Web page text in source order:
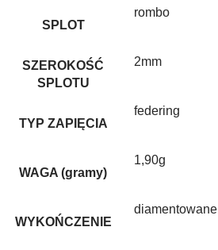
SPLOT
rombo
SZEROKOŚĆ
SPLOTU
2mm
TYP ZAPIĘCIA
federing
WAGA (gramy)
1,90g
WYKOŃCZENIE
diamentowane